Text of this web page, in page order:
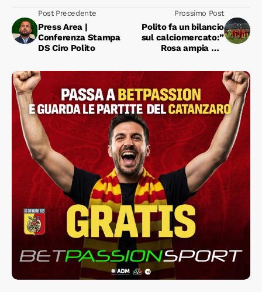
Post Precedente
Press Area |
Conferenza Stampa
DS Ciro Polito
Prossimo Post
Polito fa un bilancio
sul calciomercato:”
Rosa ampia ma
Soddisfatto sulle
scelte operate”